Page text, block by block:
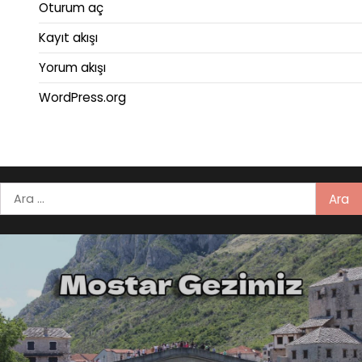
Oturum aç
Kayıt akışı
Yorum akışı
WordPress.org
Arama: